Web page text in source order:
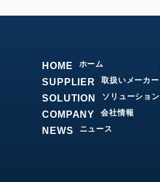
HOME ホーム
SUPPLIER 取扱いメーカー
SOLUTION ソリューション
COMPANY 会社情報
NEWS ニュース